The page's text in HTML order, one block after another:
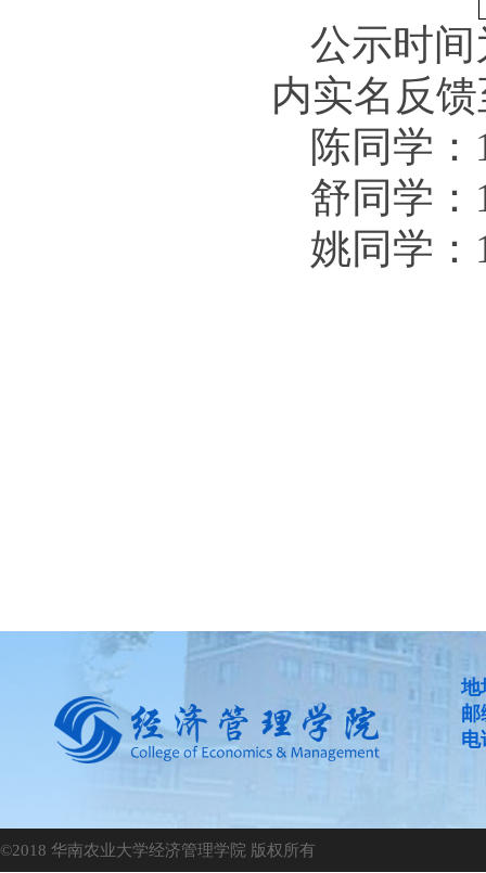
公示时间
内实名反
陈同学：
舒同学：
姚同学：
地
邮
电
©2018 华南农业大学经济管理学院 版权所有